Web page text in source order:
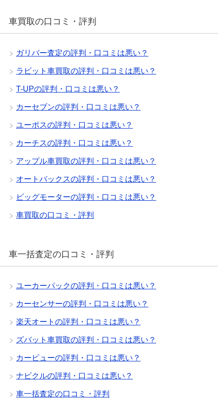
車買取の口コミ・評判
ガリバー査定の評判・口コミは悪い？
ラビット車買取の評判・口コミは悪い？
T-UPの評判・口コミは悪い？
カーセブンの評判・口コミは悪い？
ユーポスの評判・口コミは悪い？
カーチスの評判・口コミは悪い？
アップル車買取の評判・口コミは悪い？
オートバックスの評判・口コミは悪い？
ビッグモーターの評判・口コミは悪い？
車買取の口コミ・評判
車一括査定の口コミ・評判
ユーカーパックの評判・口コミは悪い？
カーセンサーの評判・口コミは悪い？
楽天オートの評判・口コミは悪い？
ズバット車買取の評判・口コミは悪い？
カービューの評判・口コミは悪い？
ナビクルの評判・口コミは悪い？
車一括査定の口コミ・評判